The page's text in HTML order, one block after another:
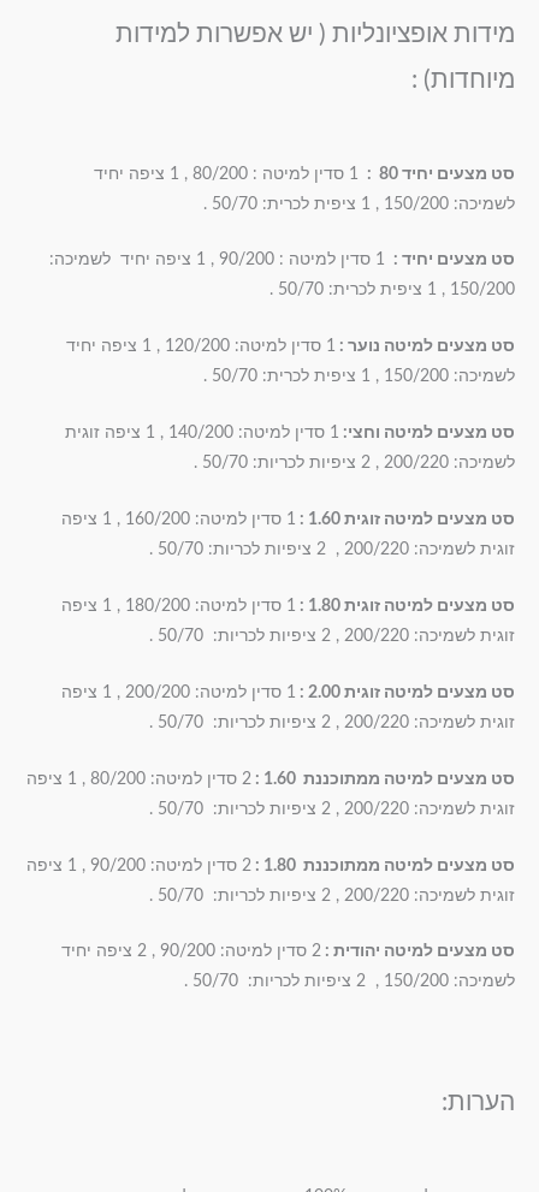
מידות אופציונליות ( יש אפשרות למידות
מיוחדות) :
סט מצעים יחיד 80 :
1 סדין למיטה : 80/200 , 1 ציפה יחיד
לשמיכה: 150/200 , 1 ציפית לכרית: 50/70 .
סט מצעים יחיד :
1 סדין למיטה : 90/200 , 1 ציפה יחיד לשמיכה:
150/200 , 1 ציפית לכרית: 50/70 .
סט מצעים למיטה נוער :
1 סדין למיטה: 120/200 , 1 ציפה יחיד
לשמיכה: 150/200 , 1 ציפית לכרית: 50/70 .
סט מצעים למיטה וחצי:
1 סדין למיטה: 140/200 , 1 ציפה זוגית
לשמיכה: 200/220 , 2 ציפיות לכריות: 50/70 .
סט מצעים למיטה זוגית 1.60 :
1 סדין למיטה: 160/200 , 1 ציפה
זוגית לשמיכה: 200/220 , 2 ציפיות לכריות: 50/70 .
סט מצעים למיטה זוגית 1.80 :
1 סדין למיטה: 180/200 , 1 ציפה
זוגית לשמיכה: 200/220 , 2 ציפיות לכריות: 50/70 .
סט מצעים למיטה זוגית 2.00 :
1 סדין למיטה: 200/200 , 1 ציפה
זוגית לשמיכה: 200/220 , 2 ציפיות לכריות: 50/70 .
סט מצעים למיטה ממתוכננת 1.60 :
2 סדין למיטה: 80/200 , 1 ציפה
זוגית לשמיכה: 200/220 , 2 ציפיות לכריות: 50/70 .
סט מצעים למיטה ממתוכננת 1.80 :
2 סדין למיטה: 90/200 , 1 ציפה
זוגית לשמיכה: 200/220 , 2 ציפיות לכריות: 50/70 .
סט מצעים למיטה יהודית :
2 סדין למיטה: 90/200 , 2 ציפה יחיד
לשמיכה: 150/200 , 2 ציפיות לכריות: 50/70 .
הערות: